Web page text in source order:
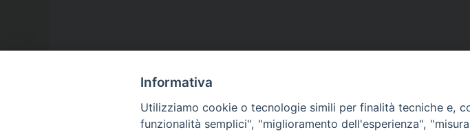
Informativa
Utilizziamo cookie o tecnologie simili per finalità tecniche e,
funzionalità semplici", "miglioramento dell'esperienza",